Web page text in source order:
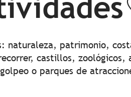
naturaleza, patrimonio,
castillos, zoológicos,
o parques de